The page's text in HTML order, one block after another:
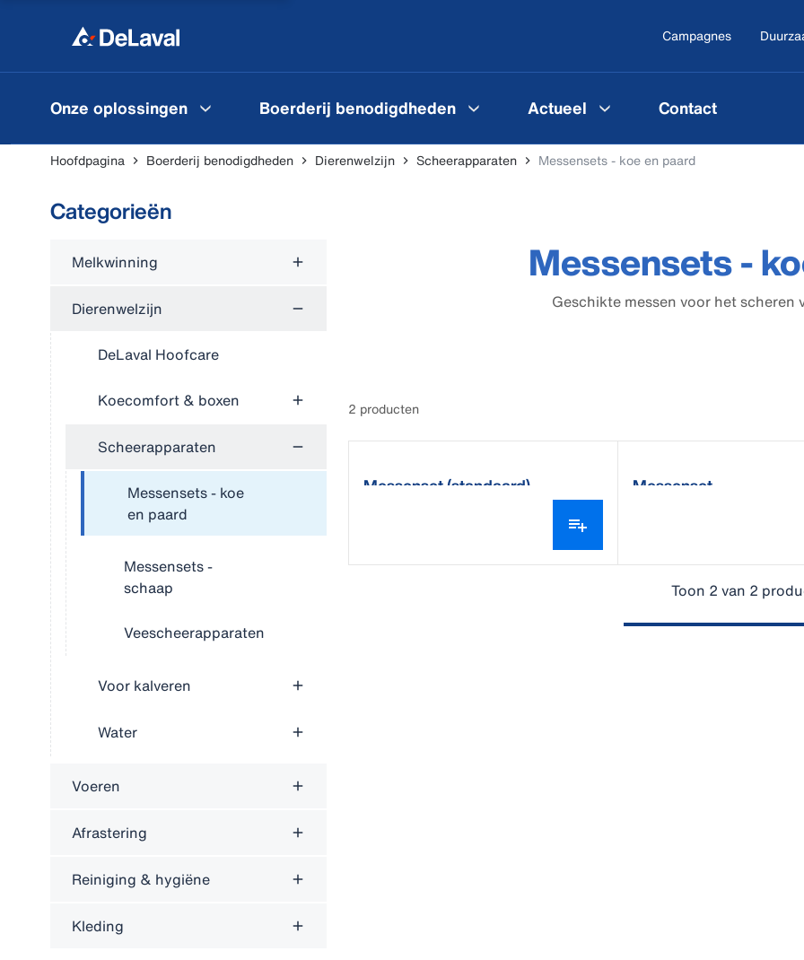
Campagnes
Onze oplossingen Boerderij benodigdheden Actueel Contact
Hoofdpagina Boerderij benodigdheden Dierenwelzijn Scheerapparaten Messensets - koe en paard
Categorieën
Melkwinning
Dierenwelzijn
DeLaval Hoofcare
Koecomfort & boxen
Scheerapparaten
Messensets - koe
en paard
Messensets -
schaap
Veescheerapparaten
Voor kalveren
Water
Voeren
Afrastering
Reiniging & hygiëne
Kleding
Messensets -
Geschikte messen voor het scheren
2 producten
Messenset (standaard) Messenset
Toon 2 van 2